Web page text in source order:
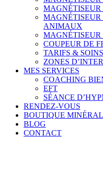
MAGNÉTISEUR
MAGNÉTISEUR
ANIMAUX
COUPEUR DE
TARIFS & SOINS
ZONES
MES SERVICES
COACHING
EFT
SÉANCE
RENDEZ-VOUS
BOUTIQUE
BLOG
CONTACT